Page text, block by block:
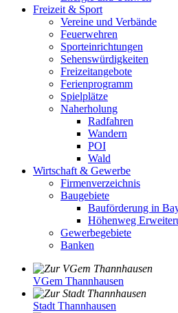
Freizeit & Sport
Vereine und Verbände
Feuerwehren
Sporteinrichtungen
Sehenswürdigkeiten
Freizeitangebote
Ferienprogramm
Spielplätze
Naherholung
Radfahren
Wandern
POI
Wald
Wirtschaft & Gewerbe
Firmenverzeichnis
Baugebiete
Bauförderung in
Höhenweg
Gewerbegebiete
Banken
VGem Thannhausen
Stadt Thannhausen